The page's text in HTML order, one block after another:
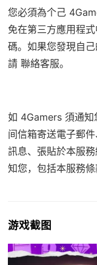
您必須為个己
免在第三方應用程
碼。如果您發現自
請 聯絡客服。
如 4Gamers 須通知
间信箱寄送電子郵
訊息、張貼於本服
知您，包括本服務條
游戏截图